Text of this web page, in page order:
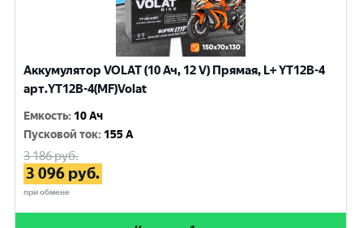
Аккумулятор VOLAT (10 Ач, 12 V) Прямая, L+ YT12B-4
арт.YT12B-4(MF)Volat
Емкость: 10 Ач
Пусковой ток: 155 A
3 186руб.
3 096 руб.
при обмене